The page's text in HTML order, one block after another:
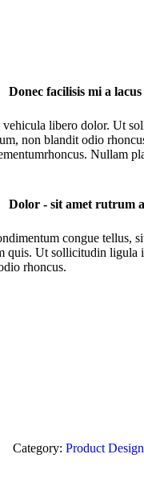
Donec facilisis mi a lacus
vehicula libero dolor. Ut
non blandit odio
Nullam
Dolor - sit amet rutrum
congue tellus,
quis. Ut sollicitudin ligula
rhoncus.
Category: Product Design